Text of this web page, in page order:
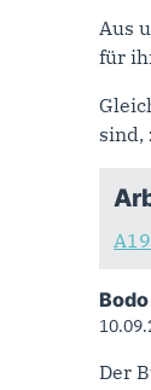
Aus
für
sind,
Der